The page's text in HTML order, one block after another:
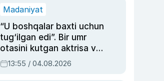
Madaniyat
“U boshqalar baxti uchun
tug‘ilgan edi”. Bir umr
otasini kutgan aktrisa va
dublyaj ustasi Rimma
Ahmedovaning
13:55 / 04.08.2026